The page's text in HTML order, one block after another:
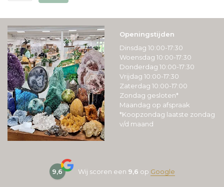
Openingstijden
Dinsdag 10:00-17:30
Woensdag 10:00-17:30
Donderdag 10:00-17:30
Vrijdag 10:00-17:30
Zaterdag 10:00-17:00
Zondag gesloten*
Maandag op afspraak
*Koopzondag laatste zondag
v/d maand
9,6 Wij scoren een 9,6 op Google